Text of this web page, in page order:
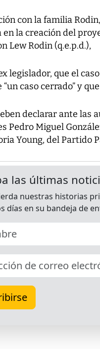
con la familia
en la creación del
Lew Rodin (q.e.p.d.),
legislador, que el
“un caso cerrado” y
declarar ante las
Pedro Miguel
Young, del Partido